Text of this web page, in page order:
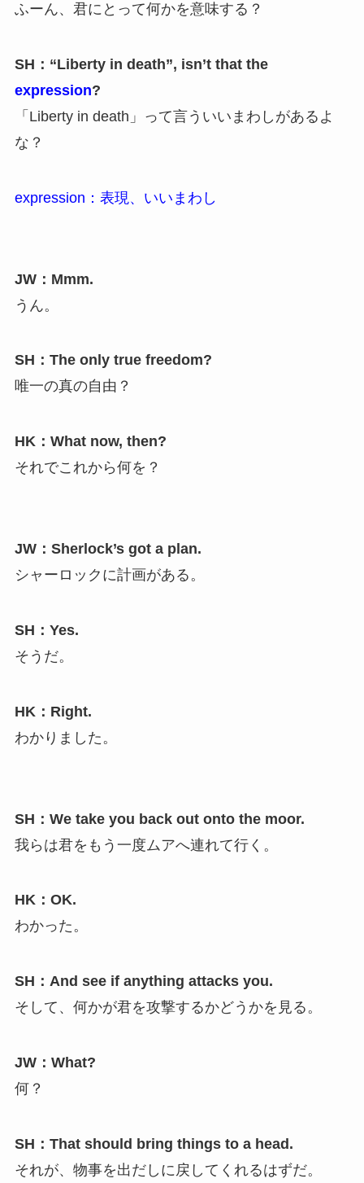
ふーん、君にとって何かを意味する？
SH：“Liberty in death”, isn’t that the
expression?
「Liberty in death」って言ういいまわしがあるよ
な？
expression：表現、いいまわし
JW：Mmm.
うん。
SH：The only true freedom?
唯一の真の自由？
HK：What now, then?
それでこれから何を？
JW：Sherlock’s got a plan.
シャーロックに計画がある。
SH：Yes.
そうだ。
HK：Right.
わかりました。
SH：We take you back out onto the moor.
我らは君をもう一度ムアへ連れて行く。
HK：OK.
わかった。
SH：And see if anything attacks you.
そして、何かが君を攻撃するかどうかを見る。
JW：What?
何？
SH：That should bring things to a head.
それが、物事を出だしに戻してくれるはずだ。